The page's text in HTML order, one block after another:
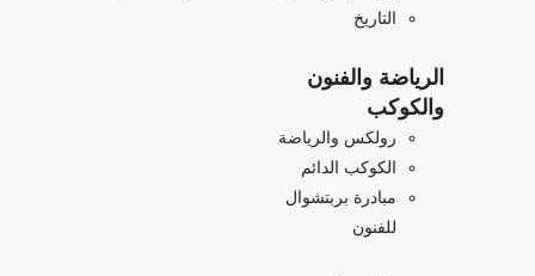
التاريخ
الرياضة والفنون
والكوكب
رولكس والرياضة
الكوكب الدائم
مبادرة بربتشوال
للفنون